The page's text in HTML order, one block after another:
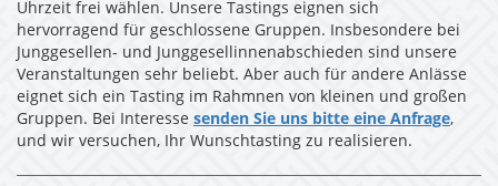
Uhrzeit frei wählen. Unsere Tastings eignen sich
hervorragend für geschlossene Gruppen. Insbesondere bei
Junggesellen- und Junggesellinnenabschieden sind unsere
Veranstaltungen sehr beliebt. Aber auch für andere Anlässe
eignet sich ein Tasting im Rahmnen von kleinen und großen
Gruppen. Bei Interesse senden Sie uns bitte eine Anfrage,
und wir versuchen, Ihr Wunschtasting zu realisieren.